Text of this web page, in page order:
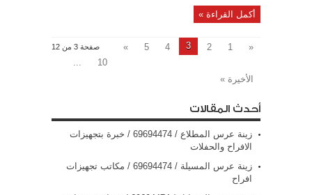
أكمل القراءة »
صفحة 3 من 12 «
1
2
3
4
5
»
10
الأخيرة »
أحدث المقالات
زينة عرس المطلاع / 69694474 / خبرة بتجهيزات
الافراح والحفلات
زينة عرس المسيلة / 69694474 / مكاتب تجهيزات
افراح